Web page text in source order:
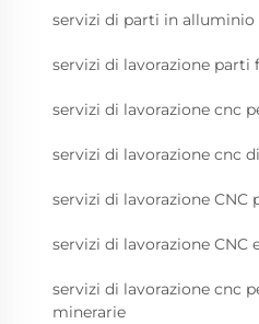
servizi di parti in alluminio
servizi di lavorazione parti
servizi di lavorazione cnc
servizi di lavorazione cnc
servizi di lavorazione CNC
servizi di lavorazione CNC
servizi di lavorazione cnc
minerarie